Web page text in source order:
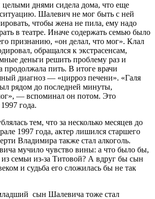
целыми днями сидела дома, что еще
Шалевич не мог быть с ней
чтобы жена не пила, ему надо
в театре. Иначе содержать семью было
признанию, «он делал, что мог». Клал
обращался к экстрасенсам,
деньги решить проблему раз и
продолжала пить. В итоге врачи
диагноз — «цирроз печени». «Галя
рядом до последней минуты,
— вспоминал он потом. Это
года.
тем, что за несколько месяцев до
1997 года, актер лишился старшего
Владимира также стал алкоголь.
мучило чувство вины: а что было бы,
семьи из-за Титовой? А вдруг бы сын
и судьба его сложилась бы не так
сын Шалевича тоже стал